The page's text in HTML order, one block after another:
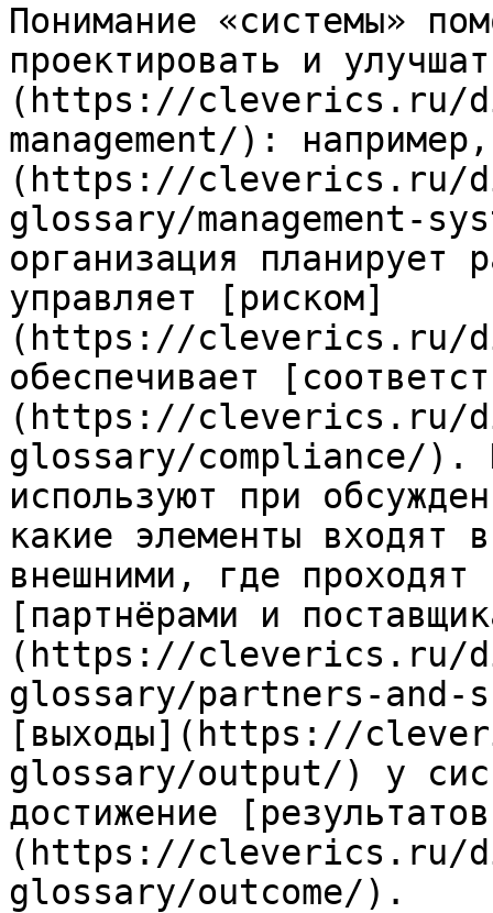
Понимание «системы»
проектировать и
(https://cleverics.ru/
management/):
(https://cleverics.ru/
glossary/management-
организация планирует
управляет [риском]
(https://cleverics.ru/
обеспечивает
(https://cleverics.ru/
glossary/compliance/).
используют при
какие элементы входят
внешними, где проходят
[партнёрами и
(https://cleverics.ru/
glossary/partners-and-
[выходы](https://
glossary/output/) у
достижение
(https://cleverics.ru/
glossary/outcome/).